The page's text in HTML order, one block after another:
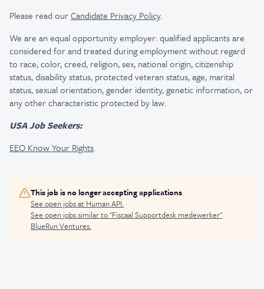
Please read ourCandidate Privacy Policy.
We are an equal opportunity employer: qualified applicants are
considered for and treated during employment without regard
to race, color, creed, religion, sex, national origin, citizenship
status, disability status, protected veteran status, age, marital
status, sexual orientation, gender identity, genetic information, or
any other characteristic protected by law.
USA Job Seekers:
EEO Know Your Rights.
This job is no longer accepting applications
See open jobs at Human API.
See open jobs similar to "Fiscaal Supportdesk medewerker"
BlueRun Ventures.